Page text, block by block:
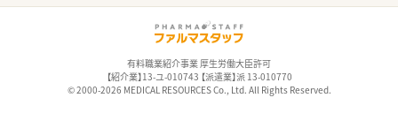
有料職業紹介事業 厚生労働大臣許可
【紹介業】13-ユ-010743 【派遣業】派 13-010770
© 2000-2026 MEDICAL RESOURCES Co., Ltd. All Rights Reserved.